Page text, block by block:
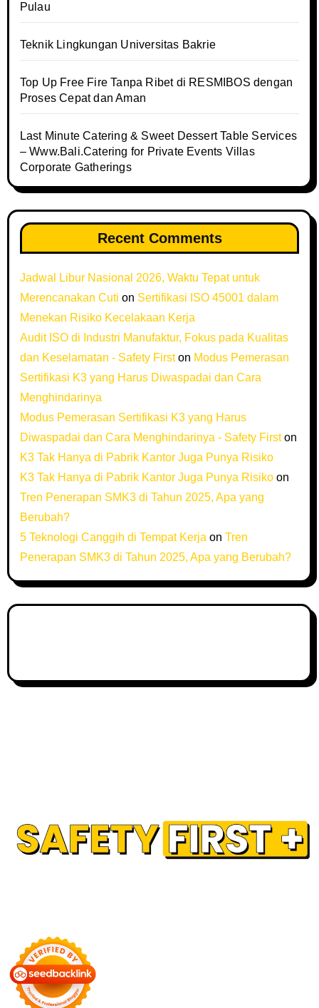
Pulau
Teknik Lingkungan Universitas Bakrie
Top Up Free Fire Tanpa Ribet di RESMIBOS dengan
Proses Cepat dan Aman
Last Minute Catering & Sweet Dessert Table Services
– Www.Bali.Catering for Private Events Villas
Corporate Gatherings
Recent Comments
Jadwal Libur Nasional 2026, Waktu Tepat untuk
Merencanakan Cuti on Sertifikasi ISO 45001 dalam
Menekan Risiko Kecelakaan Kerja
Audit ISO di Industri Manufaktur, Fokus pada Kualitas
dan Keselamatan - Safety Firston Modus Pemerasan
Sertifikasi K3 yang Harus Diwaspadai dan Cara
Menghindarinya
Modus Pemerasan Sertifikasi K3 yang Harus
Diwaspadai dan Cara Menghindarinya - Safety Firston
K3 Tak Hanya di Pabrik Kantor Juga Punya Risiko
K3 Tak Hanya di Pabrik Kantor Juga Punya Risikoon
Tren Penerapan SMK3 di Tahun 2025, Apa yang
Berubah?
5 Teknologi Canggih di Tempat Kerjaon Tren
Penerapan SMK3 di Tahun 2025, Apa yang Berubah?